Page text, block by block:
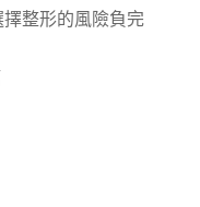
整形的風險負完